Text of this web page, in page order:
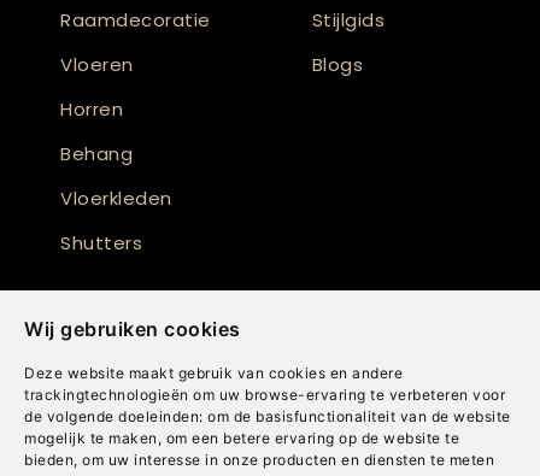
Wij gebruiken cookies
Deze website maakt gebruik van cookies en andere
trackingtechnologieën om uw browse-ervaring te verbeteren voor
de volgende doeleinden: om de basisfunctionaliteit van de website
mogelijk te maken , om een betere ervaring op de website te
bieden, om uw interesse in onze producten en diensten te meten
Raamdecoratie
Vloeren
Horren
Behang
Vloerkleden
Shutters
Stijlgids
Blogs